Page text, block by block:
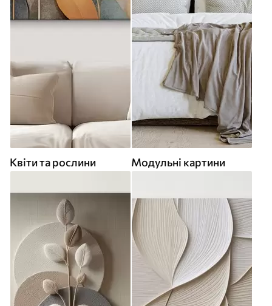
Квіти та рослини Модульні картини